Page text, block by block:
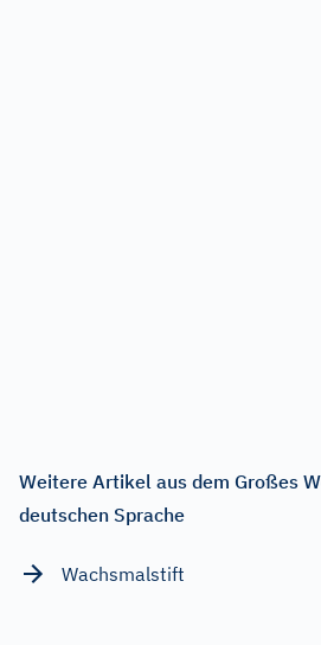
Weitere Artikel aus dem Großes
deutschen Sprache
Wachsmalstift